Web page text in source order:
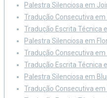
Palestra Silenciosa em
Tradução Consecutiva em
Tradução Escrita Técnica
Palestra Silenciosa em
Tradução Consecutiva em
Tradução Escrita Técnica
Palestra Silenciosa em
Tradução Consecutiva em